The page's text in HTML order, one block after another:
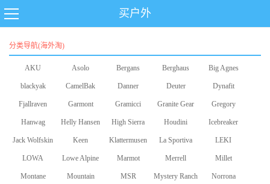
买户外
分类导航(海外淘)
AKU Asolo Bergans Berghaus Big Agnes
blackyak CamelBak Danner Deuter Dynafit
Fjallraven Garmont Gramicci Granite Gear Gregory
Hanwag Helly Hansen High Sierra Houdini Icebreaker
Jack Wolfskin Keen Klattermusen La Sportiva LEKI
LOWA Lowe Alpine Marmot Merrell Millet
Montane Mountain MSR Mystery Ranch Norrona